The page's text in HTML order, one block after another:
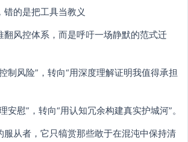
的是把工具当教义
翻风控体系，而是呼吁一场静默的范式迁
制风险”，转向“用深度理解证明我值得承担
安慰”，转向“用认知冗余构建真实护城河”。
服从者，它只犒赏那些敢于在混沌中保持清